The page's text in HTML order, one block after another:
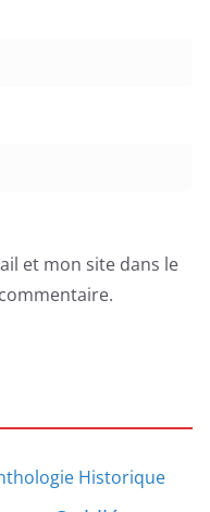
et mon site dans le
Historique